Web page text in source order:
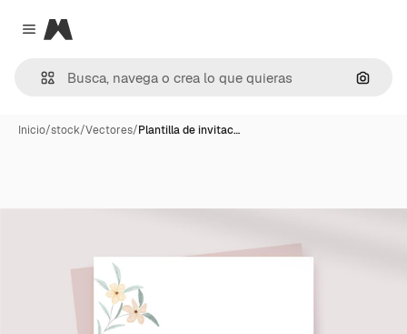
Close menu
Magnific
Inicio/stock/Vectores/Plantilla de invitac…